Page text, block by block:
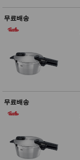
무료배송
무료배송